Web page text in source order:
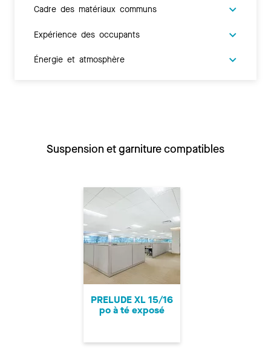
Cadre des matériaux communs
Expérience des occupants
Énergie et atmosphère
Suspension et garniture compatibles
PRELUDE XL 15/16
po à té exposé